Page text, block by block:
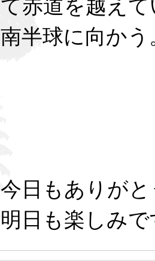
て赤道を越え
南半球に向かう
今日もありがと
明日も楽しみ